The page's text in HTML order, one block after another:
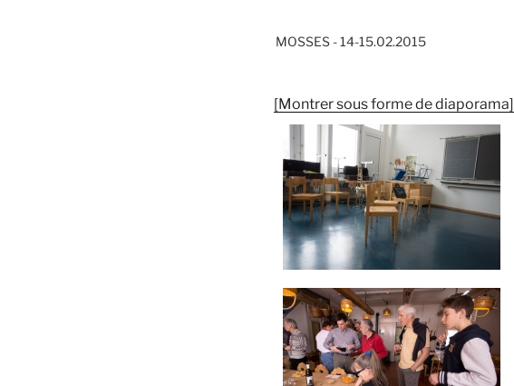
MOSSES - 14-15.02.2015
[Montrer sous forme de diaporama]